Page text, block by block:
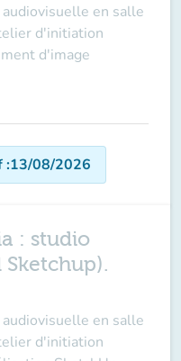
en salle
d'initiation
d'image
:13/08/2026
: studio
en salle
d'initiation